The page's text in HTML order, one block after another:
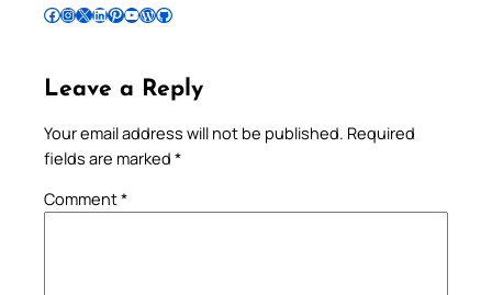
Follow Pradeep on Facebook Follow Pradeep on InstagramFollow Pradeep on X Follow Pradeep on LinkedIn Follow Pradeep on Pinterest Subscribe to Pradeep’s Youtube Channel Follow Pradeep on WordPress Follow Pradeep on GitHub
Leave a Reply
Your email address will not be published. Required
fields are marked *
Comment*